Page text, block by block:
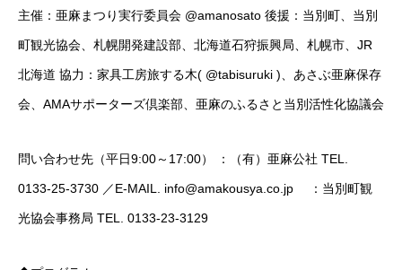
主催：亜麻まつり実行委員会 @amanosato 後援：当別町、当別
町観光協会、札幌開発建設部、北海道石狩振興局、札幌市、JR
北海道 協力：家具工房旅する木( @tabisuruki )、あさぶ亜麻保存
会、AMAサポーターズ倶楽部、亜麻のふるさと当別活性化協議会
問い合わせ先（平日9:00～17:00） ：（有）亜麻公社 TEL.
0133-25-3730 ／E-MAIL. info@amakousya.co.jp ：当別町観
光協会事務局 TEL. 0133-23-3129